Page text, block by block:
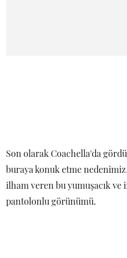
Son olarak Coachella'da
buraya konuk etme
ilham veren bu yumuşacık
pantolonlu görünümü.